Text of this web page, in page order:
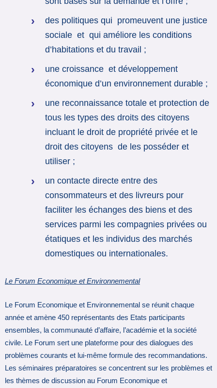
des politiques qui promeuvent une justice
sociale et qui améliore les conditions
d’habitations et du travail ;
une croissance et développement
économique d’un environnement durable ;
une reconnaissance totale et protection de
tous les types des droits des citoyens
incluant le droit de propriété privée et le
droit des citoyens de les posséder et
utiliser ;
un contacte directe entre des
consommateurs et des livreurs pour
faciliter les échanges des biens et des
services parmi les compagnies privées ou
étatiques et les individus des marchés
domestiques ou internationales.
Le Forum Economique et Environnemental
Le Forum Economique et Environnemental se réunit chaque
année et amène 450 représentants des Etats participants
ensembles, la communauté d’affaire, l’académie et la société
civile. Le Forum sert une plateforme pour des dialogues des
problèmes courants et lui-même formule des recommandations.
Les séminaires préparatoires se concentrent sur les problèmes et
les thèmes de discussion au Forum Economique et